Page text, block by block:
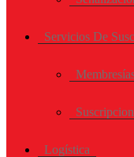
Servicios De
Logística